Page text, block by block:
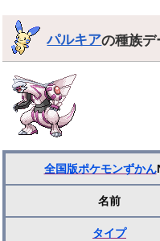
パルキアの種族
全国版ポケモンずかん
名前
タイプ